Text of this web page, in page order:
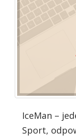
IceMan –
Sport,